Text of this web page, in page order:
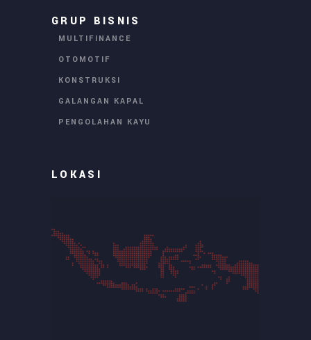
GRUP BISNIS
MULTIFINANCE
OTOMOTIF
KONSTRUKSI
GALANGAN KAPAL
PENGOLAHAN KAYU
LOKASI